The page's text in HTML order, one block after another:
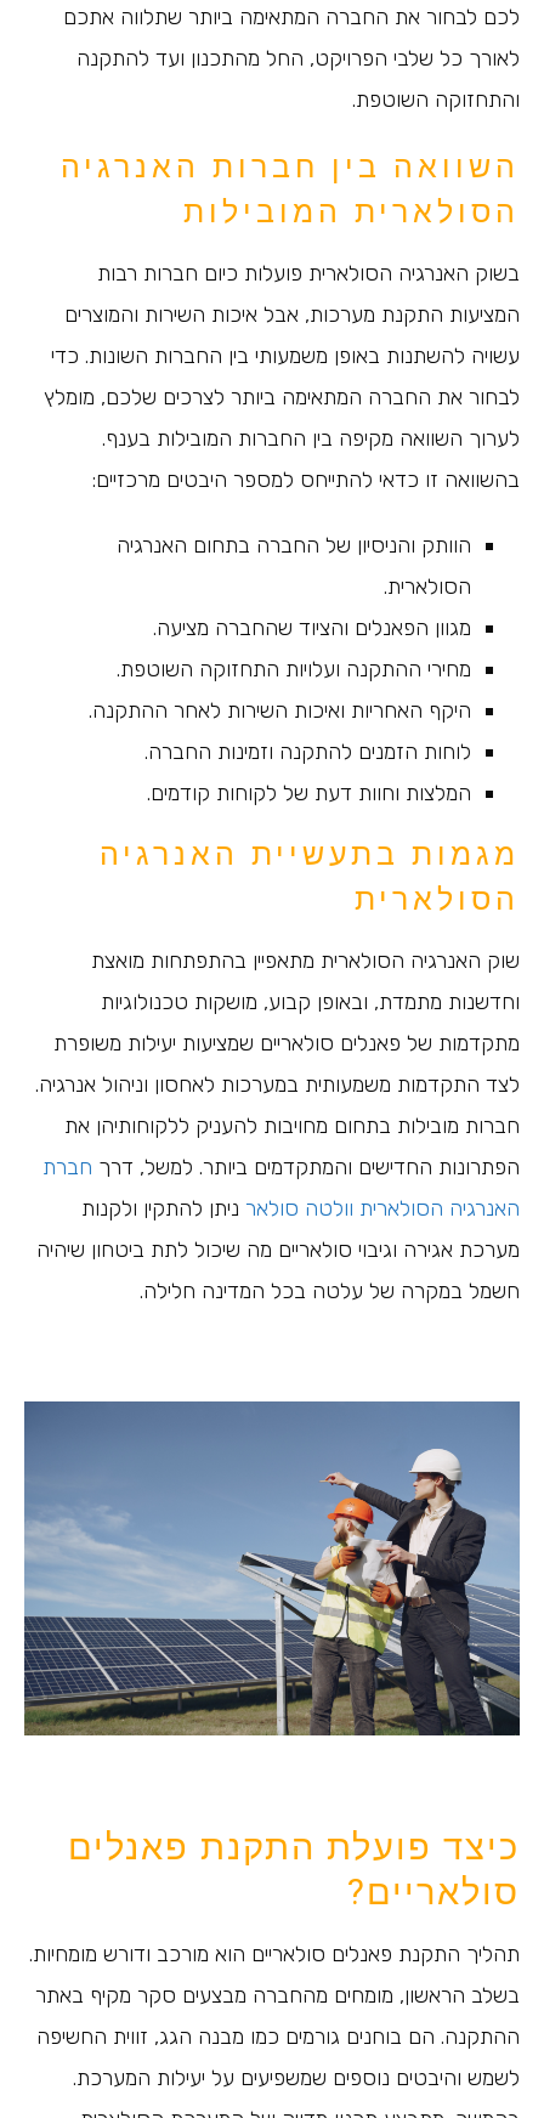
לכם לבחור את החברה המתאימה ביותר שתלווה אתכם
לאורך כל שלבי הפרויקט, החל מהתכנון ועד להתקנה
והתחזוקה השוטפת.
השוואה בין חברות האנרגיה
הסולארית המובילות
בשוק האנרגיה הסולארית פועלות כיום חברות רבות
המציעות התקנת מערכות, אבל איכות השירות והמוצרים
עשויה להשתנות באופן משמעותי בין החברות השונות. כדי
לבחור את החברה המתאימה ביותר לצרכים שלכם, מומלץ
לערוך השוואה מקיפה בין החברות המובילות בענף.
בהשוואה זו כדאי להתייחס למספר היבטים מרכזיים:
הוותק והניסיון של החברה בתחום האנרגיה
הסולארית.
מגוון הפאנלים והציוד שהחברה מציעה.
מחירי ההתקנה ועלויות התחזוקה השוטפת.
היקף האחריות ואיכות השירות לאחר ההתקנה.
לוחות הזמנים להתקנה וזמינות החברה.
המלצות וחוות דעת של לקוחות קודמים.
מגמות בתעשיית האנרגיה
הסולארית
שוק האנרגיה הסולארית מתאפיין בהתפתחות מואצת
וחדשנות מתמדת, ובאופן קבוע, מושקות טכנולוגיות
מתקדמות של פאנלים סולאריים שמציעות יעילות משופרת
לצד התקדמות משמעותית במערכות לאחסון וניהול אנרגיה.
חברות מובילות בתחום מחויבות להעניק ללקוחותיהן את
הפתרונות החדישים והמתקדמים ביותר. למשל, דרך חברת
האנרגיה הסולארית וולטה סולאר ניתן להתקין ולקנות
מערכת אגירה וגיבוי סולאריים מה שיכול לתת ביטחון שיהיה
חשמל במקרה של עלטה בכל המדינה חלילה.
כיצד פועלת התקנת פאנלים
סולאריים?
תהליך התקנת פאנלים סולאריים הוא מורכב ודורש מומחיות.
בשלב הראשון, מומחים מהחברה מבצעים סקר מקיף באתר
ההתקנה. הם בוחנים גורמים כמו מבנה הגג, זווית החשיפה
לשמש והיבטים נוספים שמשפיעים על יעילות המערכת.